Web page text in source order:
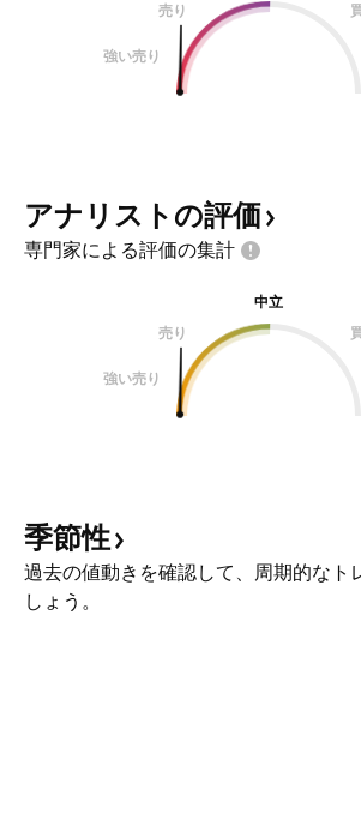
売り
強い売り
アナリストの評価
専門家による評価の集計
中立
売り
強い売り
季節性
過去の値動きを確認して、周期的なト
しょう。